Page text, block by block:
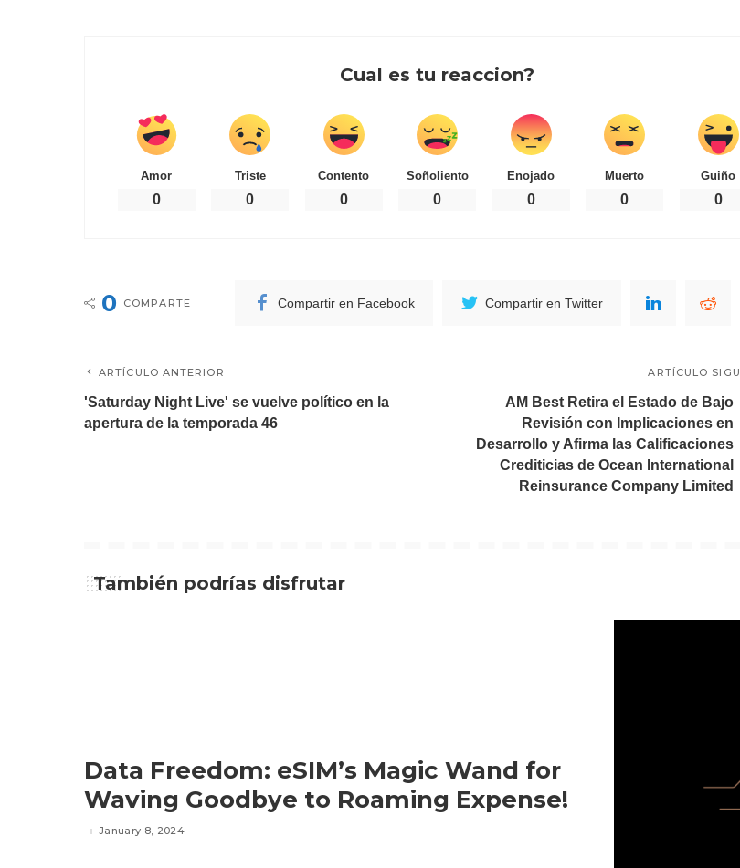
Cual es tu reaccion?
Amor
0
Triste
0
Contento
0
Soñoliento
0
Enojado
0
Muerto
0
Guiño
0
0 COMPARTE Compartir en Facebook Compartir en Twitter
ARTÍCULO ANTERIOR
'Saturday Night Live' se vuelve político en la
apertura de la temporada 46
ARTÍCULO
AM Best Retira el Estado de Bajo
Revisión con Implicaciones en
Desarrollo y Afirma las Calificaciones
Crediticias de Ocean International
Reinsurance Company Limited
También podrías disfrutar
Data Freedom: eSIM’s Magic Wand for
Waving Goodbye to Roaming Expense!
January 8, 2024